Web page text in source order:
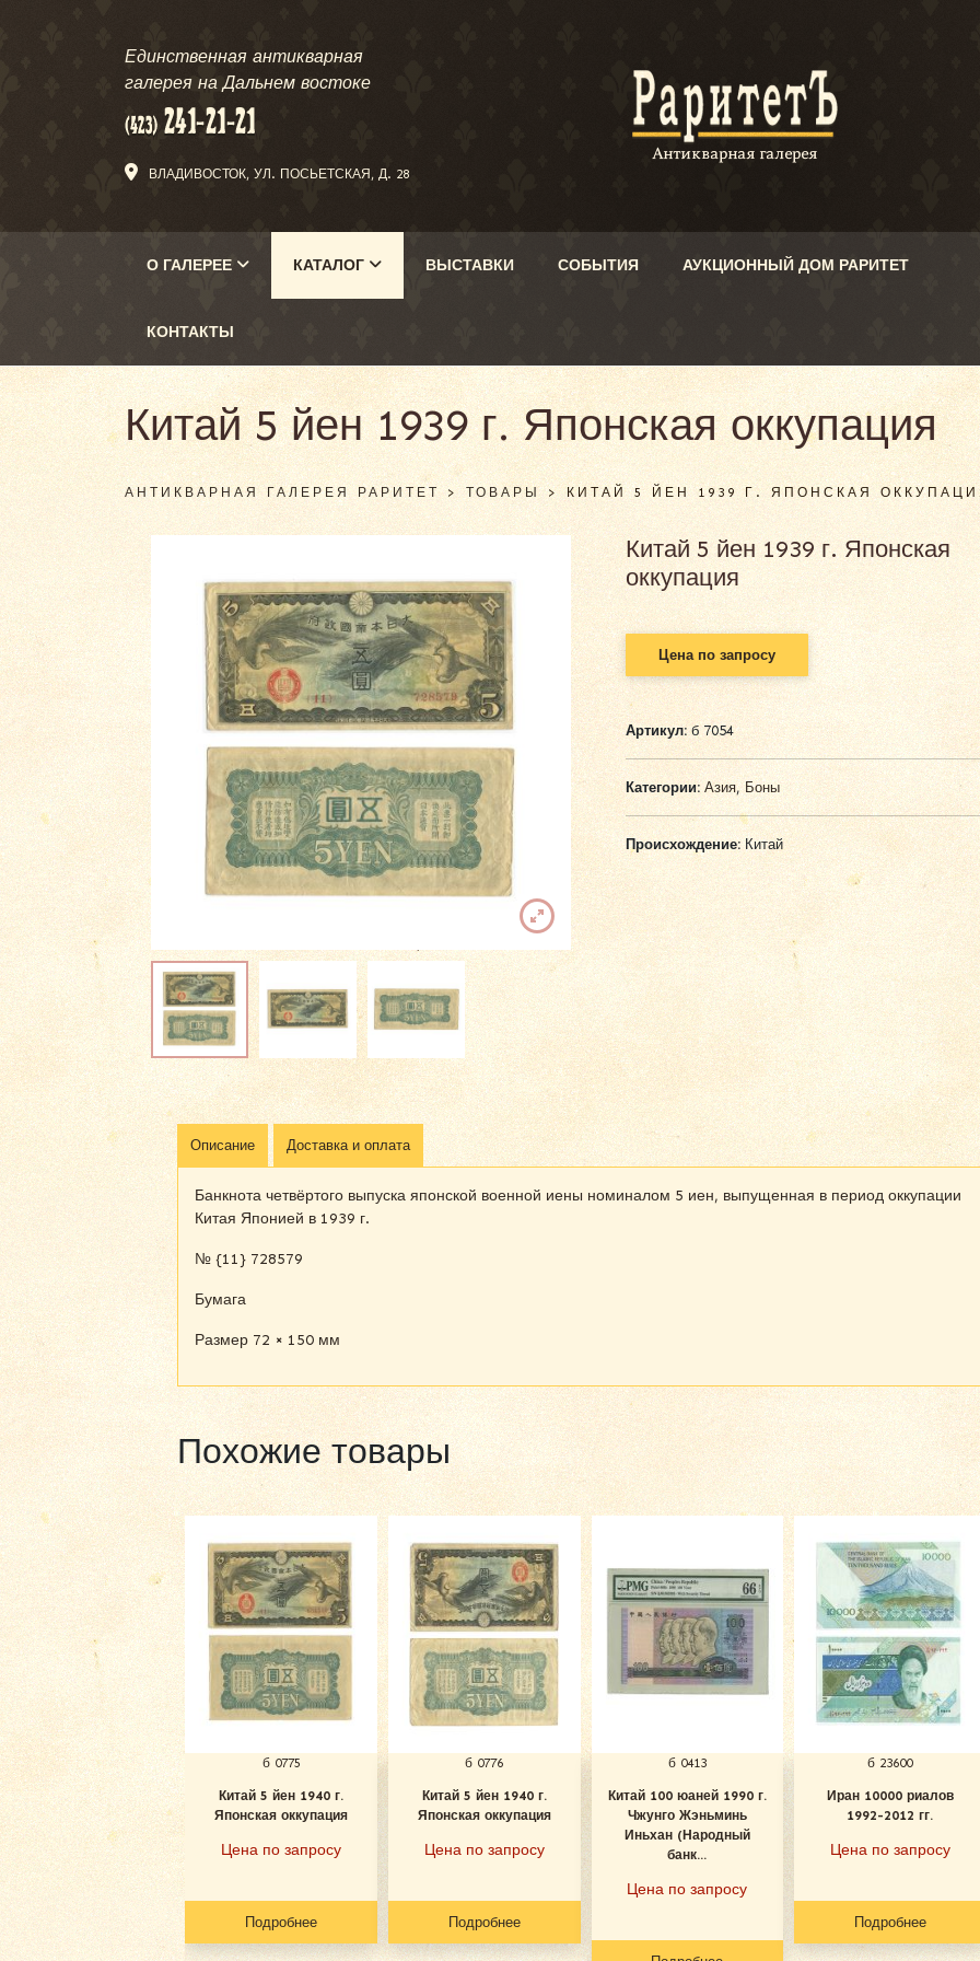
Единственная антикварная
галерея на Дальнем востоке
ВЛАДИВОСТОК, УЛ. ПОСЬЕТСКАЯ, Д. 28
О ГАЛЕРЕЕ КАТАЛОГ ВЫСТАВКИ СОБЫТИЯ АУКЦИОННЫЙ ДОМ РАРИТЕТ
КОНТАКТЫ
Китай 5 йен 1939 г. Японская оккупация
АНТИКВАРНАЯ ГАЛЕРЕЯ РАРИТЕТ >ТОВАРЫ> КИТАЙ 5 ЙЕН 1939 Г. ЯПОНСКАЯ
Китай 5 йен 1939 г. Японская
оккупация
Цена по запросу
Артикул:б 7054
Категории: Азия,Боны
Происхождение:Китай
Описание Доставка и оплата
Банкнота четвёртого выпуска японской военной иены номиналом 5 иен, выпущенная в период оккупации
Китая Японией в 1939 г.
№ {11} 728579
Бумага
Размер 72 × 150 мм
Похожие товары
б 0775
Китай 5 йен 1940 г.
Японская оккупация
Цена по запросу
Подробнее
б 0776
Китай 5 йен 1940 г.
Японская оккупация
Цена по запросу
Подробнее
б 0413
Китай 100 юаней 1990 г.
Чжунго Жэньминь
Иньхан (Народный
банк...
Цена по запросу
б 23600
Иран 10000 риалов
1992-2012 гг.
Цена по запросу
Подробнее